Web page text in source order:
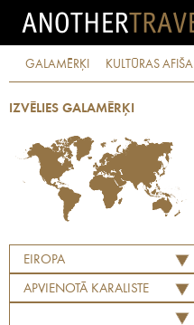
GALAMĒRĶI KULTŪRAS AFIŠA
IZVĒLIES GALAMĒRĶI
EIROPA
APVIENOTĀ KARALISTE